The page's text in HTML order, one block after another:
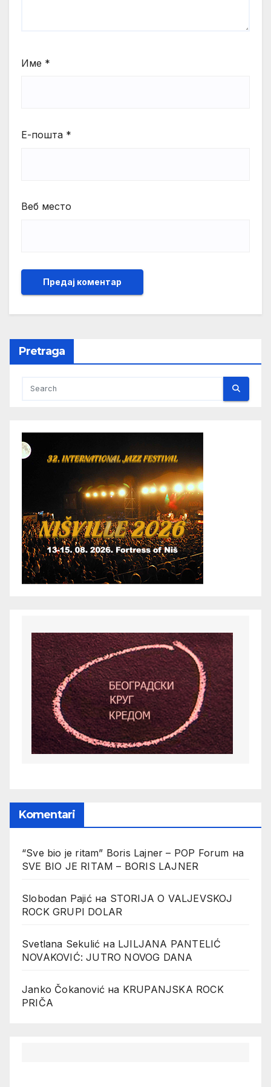
Име *
Е-пошта *
Веб место
Pretraga
Komentari
“Sve bio je ritam” Boris Lajner – POP Forum на
SVE BIO JE RITAM – BORIS LAJNER
Slobodan Pajićна STORIJA O VALJEVSKOJ
ROCK GRUPI DOLAR
Svetlana Sekulić на LJILJANA PANTELIĆ
NOVAKOVIĆ: JUTRO NOVOG DANA
Janko Čokanović на KRUPANJSKA ROCK
PRIČA